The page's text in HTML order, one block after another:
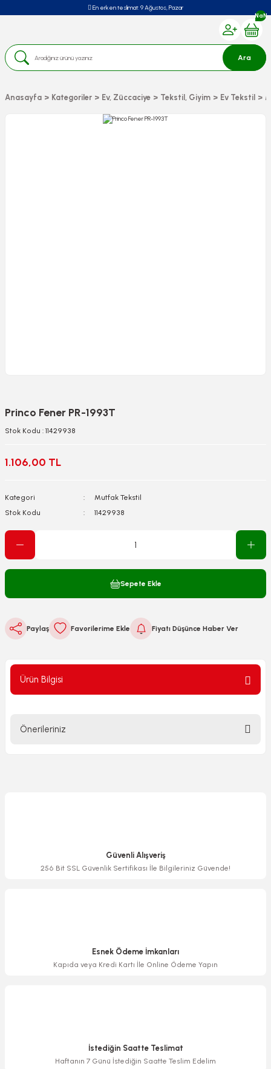
En erken teslimat: 9 Ağustos, Pazar
Ara
NaN
Anasayfa Kategoriler Ev, Züccaciye Tekstil, Giyim Ev Tekstil
Princo Fener PR-1993T
Stok Kodu : 11429938
1.106,00 TL
Kategori
Mutfak Tekstil
Stok Kodu
11429938
Sepete Ekle
Paylaş Fiyatı Düşünce Haber Ver
Ürün Bilgisi
Önerileriniz
Ürün bilgilerinde hatalar bulunuyor.
Güvenli Alışveriş
256 Bit SSL Güvenlik Sertifikası İle Bilgileriniz Güvende!
Esnek Ödeme İmkanları
Kapıda veya Kredi Kartı İle Online Ödeme Yapın
İstediğin Saatte Teslimat
Haftanın 7 Günü İstediğin Saatte Teslim Edelim